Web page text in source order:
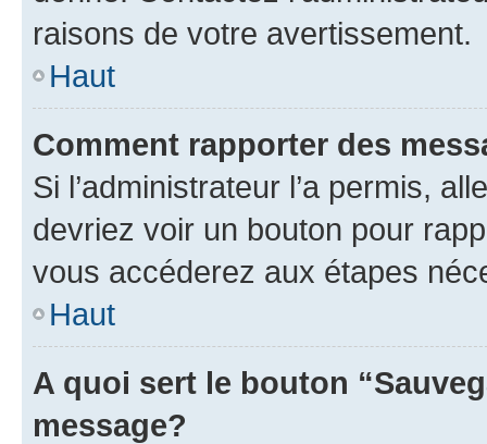
raisons de votre avertissement.
Haut
Comment rapporter des
Si l’administrateur l’a permis,
devriez voir un bouton pour
vous accéderez aux étapes
Haut
A quoi sert le bouton
message?